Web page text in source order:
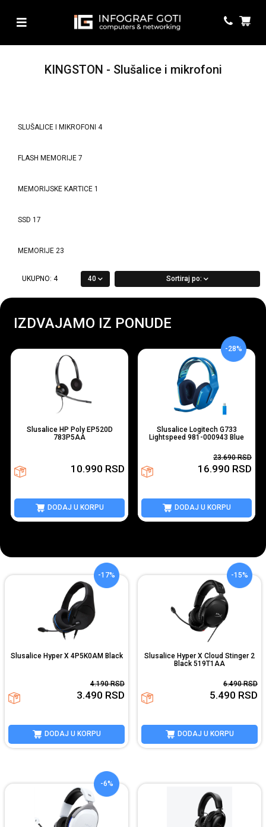
KINGSTON - Slušalice i mikrofoni
SLUŠALICE I MIKROFONI 4
FLASH MEMORIJE 7
MEMORIJSKE KARTICE 1
SSD 17
MEMORIJE 23
UKUPNO: 4 40 Sortiraj po:
IZDVAJAMO IZ PONUDE
Slusalice HP Poly EP520D
783P5AA
10.990 RSD
DODAJ U KORPU
-28%
Slusalice Logitech G733
Lightspeed 981-000943 Blue
23.690RSD
16.990 RSD
DODAJ U KORPU
-17%
Slusalice Hyper X 4P5K0AM Black
4.190RSD
3.490 RSD
DODAJ U KORPU
-15%
Slusalice Hyper X Cloud Stinger 2
Black 519T1AA
6.490RSD
5.490 RSD
DODAJ U KORPU
-6%